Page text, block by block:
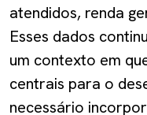
atendidos, renda
Esses dados
um contexto em
centrais para o
necessário